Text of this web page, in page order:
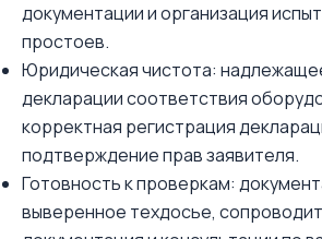
документации и организация
простоев.
Юридическая чистота:
декларации соответствия
корректная регистрация
подтверждение прав заявителя.
Готовность к проверкам:
выверенное техдосье,